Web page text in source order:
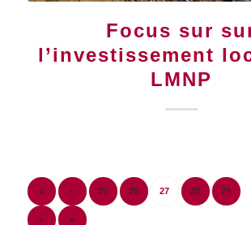
Focus sur
l’investissement
LMNP
« ‹ 25 26 27 28 29
› »